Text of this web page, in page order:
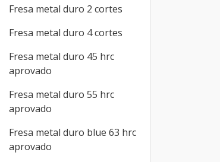
Fresa metal duro 2 cortes
Fresa metal duro 4 cortes
Fresa metal duro 45 hrc
aprovado
Fresa metal duro 55 hrc
aprovado
Fresa metal duro blue 63 hrc
aprovado